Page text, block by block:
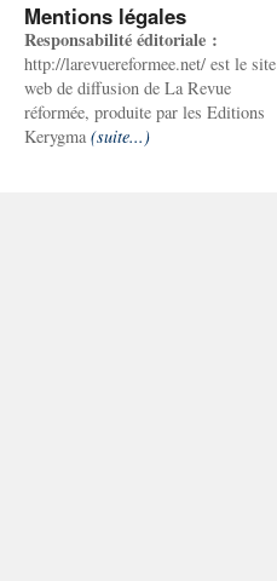
Mentions légales
Responsabilité éditoriale :
http://larevuereformee.net/ est le site
web de diffusion de La Revue
réformée, produite par les Editions
Kerygma (suite...)